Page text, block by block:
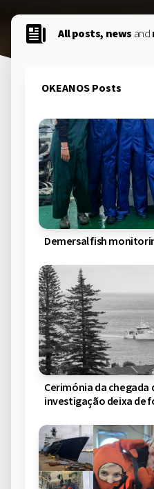
All posts, news and
OKEANOS Posts
Demersal fish
Cerimónia da chegada
investigação deixa de